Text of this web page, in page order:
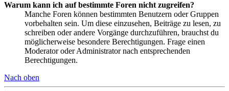
Warum kann ich auf bestimmte Foren nicht zugreifen?
Manche Foren können bestimmten Benutzern oder Gruppen
vorbehalten sein. Um diese einzusehen, Beiträge zu lesen, zu
schreiben oder andere Vorgänge durchzuführen, brauchst du
möglicherweise besondere Berechtigungen. Frage einen
Moderator oder Administrator nach entsprechenden
Berechtigungen.
Nach oben